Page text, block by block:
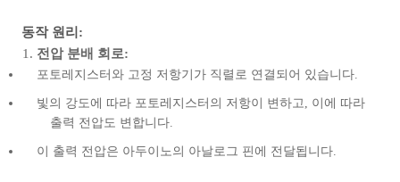
동작 원리:
전압 분배 회로:
포토레지스터와 고정 저항기가 직렬로 연결되어 있습니다.
빛의 강도에 따라 포토레지스터의 저항이 변하고, 이에 따라
출력 전압도 변합니다.
이 출력 전압은 아두이노의 아날로그 핀에 전달됩니다.